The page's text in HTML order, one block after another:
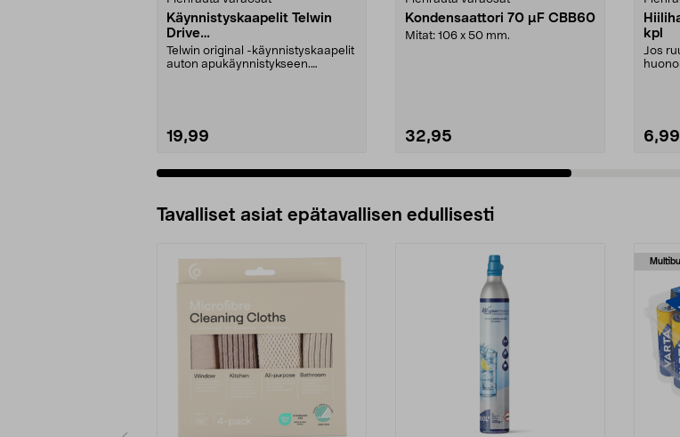
Käynnistyskaapelit Telwin
Drive
Mini/9000/13000/1250/150
0/1750, EC5
Telwin original -käynnistyskaapelit
auton apukäynnistykseen.
19,99
Kondensaattori 70 µF CBB60
Mitat: 106 x 50 mm.
32,95
kpl
Jos
6,99
Tavalliset asiat epätavallisen edullisesti